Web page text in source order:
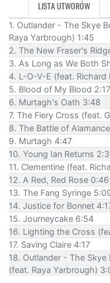
LISTA UTWORÓW
1. Outlander - The Skye
Raya Yarbrough) 1:45
2. The New Fraser's
3. As Long as We Both
4. L-O-V-E (feat. Richard
5. Blood of My Blood 2:17
6. Murtagh's Oath 3:48
7. The Fiery Cross (feat.
8. The Battle of
9. Murtagh 4:47
10. Young Ian Returns
11. Clementine (feat.
12. A Red, Red Rose 0:46
13. The Fang Syringe
14. Justice for Bonnet
15. Journeycake 6:54
16. Lighting the Cross
17. Saving Claire 4:17
18. Outlander - The
(feat. Raya Yarbrough)